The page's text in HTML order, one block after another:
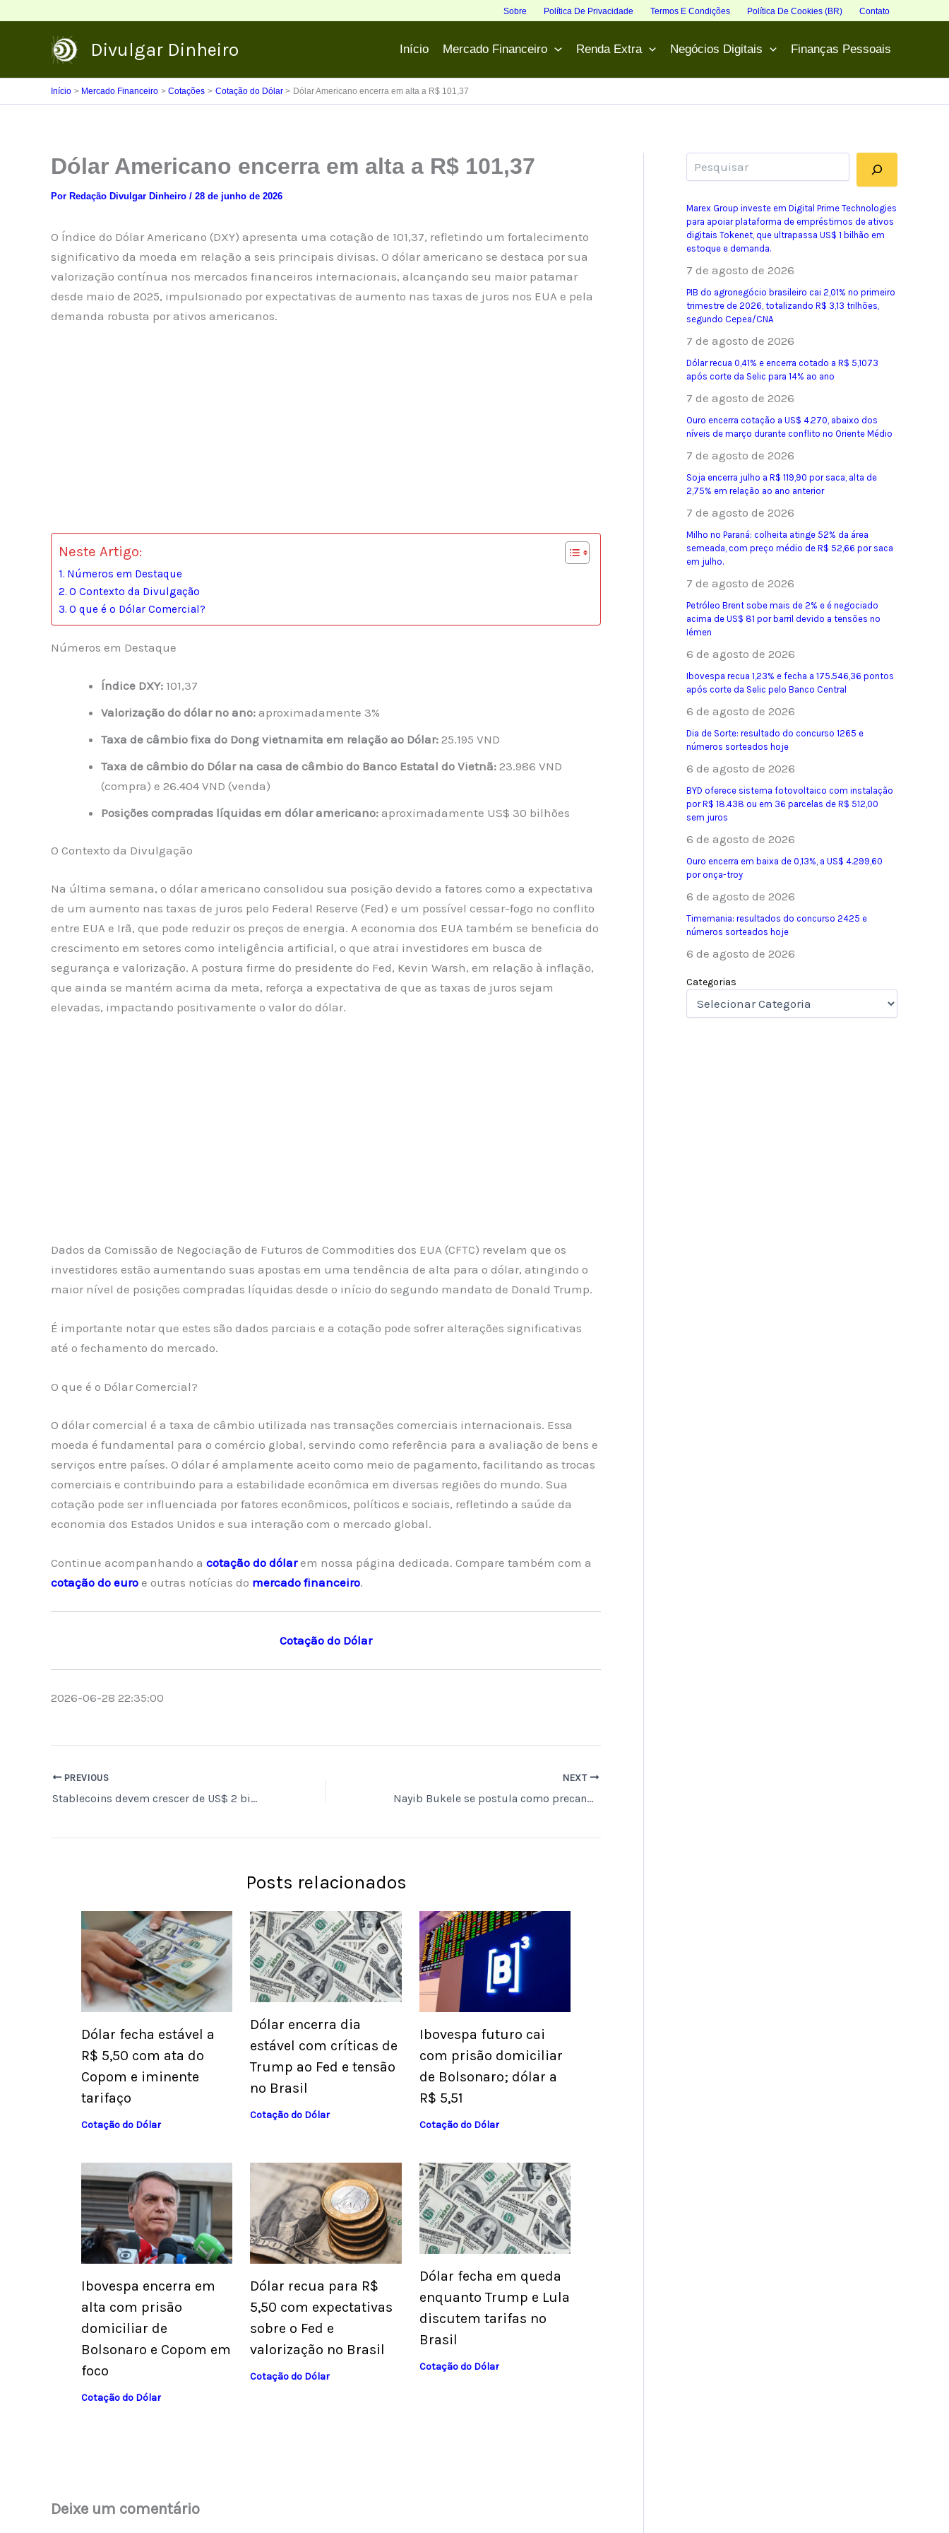
Sobre Política De Privacidade Termos E Condições Política De Cookies (BR) Contato
Divulgar Dinheiro Início Mercado Financeiro Renda Extra Negócios Digitais Finanças Pessoais
Início Mercado Financeiro Cotações Cotação do Dólar Dólar Americano encerra em alta a R$ 101,37
Dólar Americano encerra em alta a R$ 101,37
Por Redação Divulgar Dinheiro / 28 de junho de 2026
O Índice do Dólar Americano (DXY) apresenta uma cotação de 101,37, refletindo um fortalecimento
significativo da moeda em relação a seis principais divisas. O dólar americano se destaca por sua
valorização contínua nos mercados financeiros internacionais, alcançando seu maior patamar
desde maio de 2025, impulsionado por expectativas de aumento nas taxas de juros nos EUA e pela
demanda robusta por ativos americanos.
Neste Artigo:
Números em Destaque
O Contexto da Divulgação
O que é o Dólar Comercial?
Números em Destaque
Índice DXY: 101,37
Valorização do dólar no ano: aproximadamente 3%
Taxa de câmbio fixa do Dong vietnamita em relação ao Dólar: 25.195 VND
Taxa de câmbio do Dólar na casa de câmbio do Banco Estatal do Vietnã: 23.986 VND
(compra) e 26.404 VND (venda)
Posições compradas líquidas em dólar americano: aproximadamente US$ 30 bilhões
O Contexto da Divulgação
Na última semana, o dólar americano consolidou sua posição devido a fatores como a expectativa
de um aumento nas taxas de juros pelo Federal Reserve (Fed) e um possível cessar-fogo no conflito
entre EUA e Irã, que pode reduzir os preços de energia. A economia dos EUA também se beneficia do
crescimento em setores como inteligência artificial, o que atrai investidores em busca de
segurança e valorização. A postura firme do presidente do Fed, Kevin Warsh, em relação à inflação,
que ainda se mantém acima da meta, reforça a expectativa de que as taxas de juros sejam
elevadas, impactando positivamente o valor do dólar.
Dados da Comissão de Negociação de Futuros de Commodities dos EUA (CFTC) revelam que os
investidores estão aumentando suas apostas em uma tendência de alta para o dólar, atingindo o
maior nível de posições compradas líquidas desde o início do segundo mandato de Donald Trump.
É importante notar que estes são dados parciais e a cotação pode sofrer alterações significativas
até o fechamento do mercado.
O que é o Dólar Comercial?
O dólar comercial é a taxa de câmbio utilizada nas transações comerciais internacionais. Essa
moeda é fundamental para o comércio global, servindo como referência para a avaliação de bens e
serviços entre países. O dólar é amplamente aceito como meio de pagamento, facilitando as trocas
comerciais e contribuindo para a estabilidade econômica em diversas regiões do mundo. Sua
cotação pode ser influenciada por fatores econômicos, políticos e sociais, refletindo a saúde da
economia dos Estados Unidos e sua interação com o mercado global.
Continue acompanhando a cotação do dólarem nossa página dedicada. Compare também com a
cotação do euro e outras notícias do mercado financeiro.
Cotação do Dólar
2026-06-28 22:35:00
PREVIOUS
Stablecoins devem crescer de US$ 2 bilhões em 2019 para US$ 206 bilhões em 2025, segundo Bain & Company.
NEXT
Nayib Bukele se postula como precandidato à presidência de El Salvador para as eleições de 2027
Posts relacionados
Dólar fecha estável a
R$ 5,50 com ata do
Copom e iminente
tarifaço
Cotação do Dólar
Dólar encerra dia
estável com críticas de
Trump ao Fed e tensão
no Brasil
Cotação do Dólar
Ibovespa futuro cai
com prisão domiciliar
de Bolsonaro; dólar a
R$ 5,51
Cotação do Dólar
Ibovespa encerra em
alta com prisão
domiciliar de
Bolsonaro e Copom em
foco
Cotação do Dólar
Dólar recua para R$
5,50 com expectativas
sobre o Fed e
valorização no Brasil
Cotação do Dólar
Dólar fecha em queda
enquanto Trump e Lula
discutem tarifas no
Brasil
Cotação do Dólar
Deixe um comentário
Marex Group investe em Digital Prime Technologies
para apoiar plataforma de empréstimos de ativos
digitais Tokenet, que ultrapassa US$ 1 bilhão em
estoque e demanda.
7 de agosto de 2026
PIB do agronegócio brasileiro cai 2,01% no primeiro
trimestre de 2026, totalizando R$ 3,13 trilhões,
segundo Cepea/CNA
7 de agosto de 2026
Dólar recua 0,41% e encerra cotado a R$ 5,1073
após corte da Selic para 14% ao ano
7 de agosto de 2026
Ouro encerra cotação a US$ 4.270, abaixo dos
níveis de março durante conflito no Oriente Médio
7 de agosto de 2026
Soja encerra julho a R$ 119,90 por saca, alta de
2,75% em relação ao ano anterior
7 de agosto de 2026
Milho no Paraná: colheita atinge 52% da área
semeada, com preço médio de R$ 52,66 por saca
em julho.
7 de agosto de 2026
Petróleo Brent sobe mais de 2% e é negociado
acima de US$ 81 por barril devido a tensões no
Iémen
6 de agosto de 2026
Ibovespa recua 1,23% e fecha a 175.546,36 pontos
após corte da Selic pelo Banco Central
6 de agosto de 2026
Dia de Sorte: resultado do concurso 1265 e
números sorteados hoje
6 de agosto de 2026
BYD oferece sistema fotovoltaico com instalação
por R$ 18.438 ou em 36 parcelas de R$ 512,00
sem juros
6 de agosto de 2026
Ouro encerra em baixa de 0,13%, a US$ 4.299,60
por onça-troy
6 de agosto de 2026
Timemania: resultados do concurso 2425 e
números sorteados hoje
6 de agosto de 2026
Categorias